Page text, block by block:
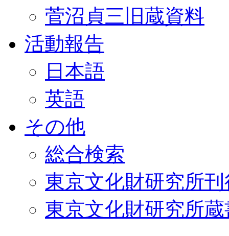
菅沼貞三旧蔵資料
活動報告
日本語
英語
その他
総合検索
東京文化財研究所
東京文化財研究所